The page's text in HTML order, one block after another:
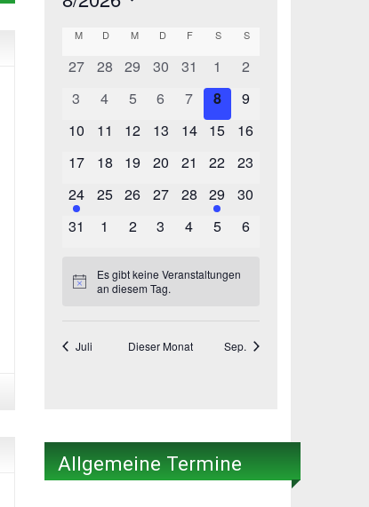
Allgemeine Termine